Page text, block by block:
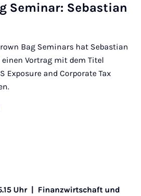
Se­mi­nar: Se­bas­ti­an
Bag Seminars hat Sebastian
einen Vortrag mit dem Titel
Exposure and Corporate Tax
Uhr | Finanzwirtschaft und